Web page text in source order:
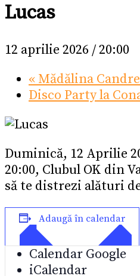
Lucas
12 aprilie 2026 / 20:00
« Mădălina
Disco Party la
Duminică, 12 Aprilie
20:00, Clubul OK din
să te distrezi alături
Adaugă în calendar
Calendar Google
iCalendar